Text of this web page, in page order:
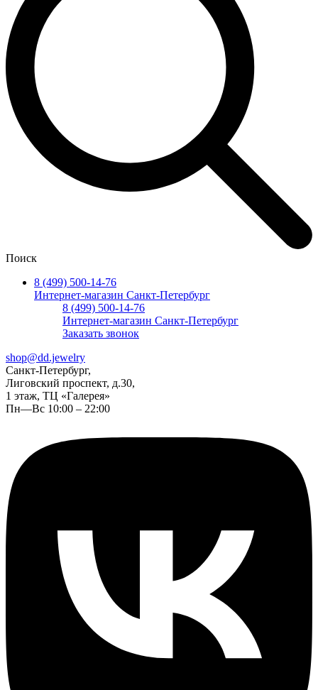
Поиск
8 (499) 500-14-76
Интернет-магазин Санкт-Петербург
8 (499) 500-14-76
Интернет-магазин Санкт-Петербург
Заказать звонок
shop@dd.jewelry
Санкт-Петербург,
Лиговский проспект, д.30,
1 этаж, ТЦ «Галерея»
Пн—Вс 10:00 – 22:00